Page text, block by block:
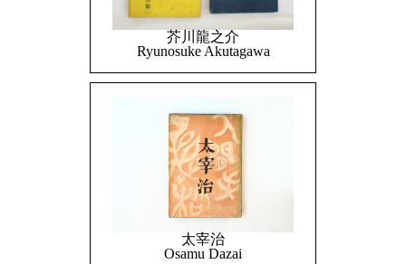
芥川龍之介
Ryunosuke Akutagawa
太宰治
Osamu Dazai